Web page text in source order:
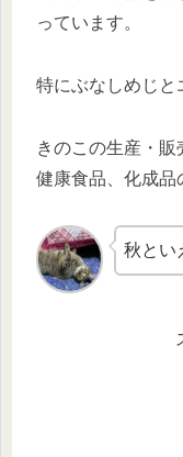
っています。
特にぶなしめじと
きのこの生産・
健康食品、化成品
秋とい